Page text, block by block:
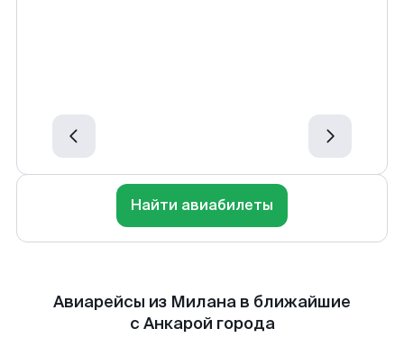
Найти авиабилеты
Авиарейсы из Милана в ближайшие
с Анкарой города